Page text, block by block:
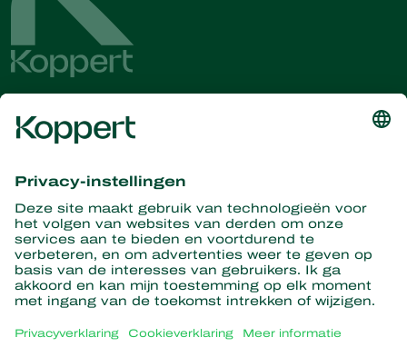
Ontvang het laatste nieuws en
informatie
Hier aanmelden
Partners with Nature
Roofmijten
Roofinsecten